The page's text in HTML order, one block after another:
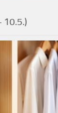
10.5.)